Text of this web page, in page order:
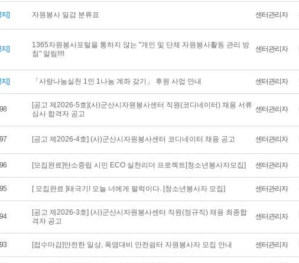
] 자원봉사 일감 분류표 센터관리자
]
1365자원봉사포털을 통하지 않는 "개인 및 단체 자원봉사활동 관리 방
침" 알림!!!!
센터관리자
] 「사랑나눔실천 1인 1나눔 계좌 갖기」 후원 사업 안내 센터관리자
[공고 제2026-5호](사)군산시자원봉사센터 직원(코디네이터) 채용 서류
심사 합격자 공고
센터관리자
[공고 제2026-4호] (사)군산시자원봉사센터 코디네이터 채용 공고 센터관리자
[모집완료]탄소중립 시민 ECO 실천리더 프로젝트[청소년봉사자모집] 센터관리자
[ 모집완료 ]태극기! 오늘 너에게 펄럭이다. [청소년봉사자 모집] 센터관리자
[공고 제2026-3호] (사)군산시자원봉사센터 직원(정규직) 채용 최종합
격자 공고
센터관리자
[접수마감]안전한 일상, 폭염대비 안전쉼터 자원봉사자 모집 안내 센터관리자